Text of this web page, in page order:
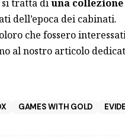
si tratta diuna
dell’epoca dei cabinati.
che fossero
alnostro articolo
GAMES WITH GOLD